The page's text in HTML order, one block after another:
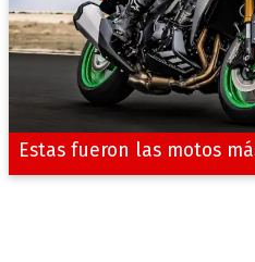
Estas fueron las motos